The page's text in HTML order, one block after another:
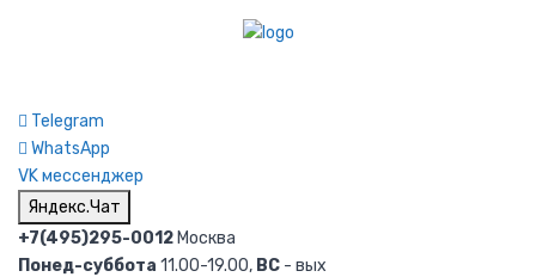
Telegram
WhatsApp
VK мессенджер
Яндекс.Чат
+7(495)295-0012 Москва
Понед-суббота 11.00-19.00, ВС - вых